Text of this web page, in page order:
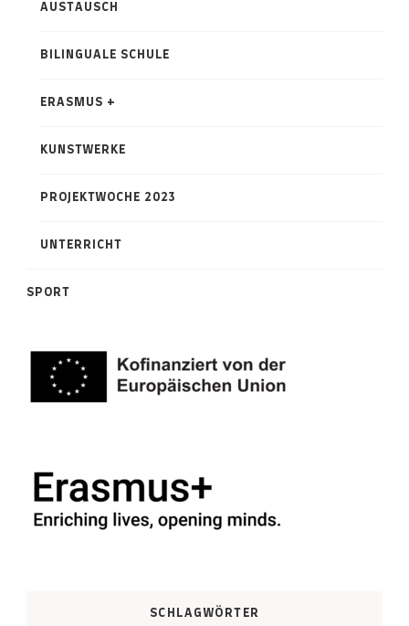
AUSTAUSCH
BILINGUALE SCHULE
ERASMUS +
KUNSTWERKE
PROJEKTWOCHE 2023
UNTERRICHT
SPORT
SCHLAGWÖRTER